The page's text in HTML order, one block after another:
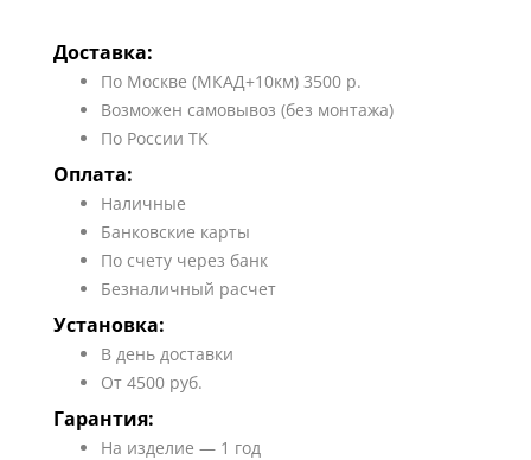
Доставка:
По Москве (МКАД+10км) 3500 р.
Возможен самовывоз (без монтажа)
По России ТК
Оплата:
Наличные
Банковские карты
По счету через банк
Безналичный расчет
Установка:
В день доставки
От 4500 руб.
Гарантия:
На изделие — 1 год